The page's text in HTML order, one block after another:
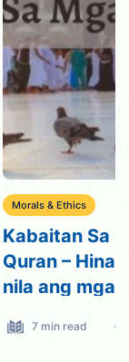
Morals & Ethics
Kabaitan Sa
Quran –
nila ang mga
7 min read